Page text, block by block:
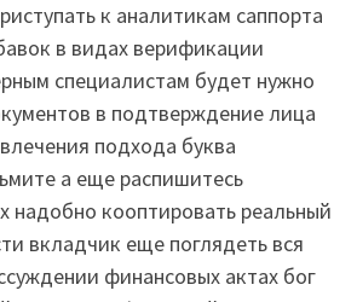
к аналитикам саппорта
в видах верификации
специалистам будет нужно
в подтверждение лица
подхода буква
а еще распишитесь
надобно кооптировать реальный
вкладчик еще поглядеть вся
финансовых актах бог